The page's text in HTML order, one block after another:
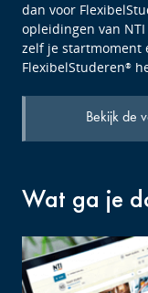
dan voor
opleidingen van
zelf je startmoment
FlexibelStuderen®
Bekijk de
Wat ga je